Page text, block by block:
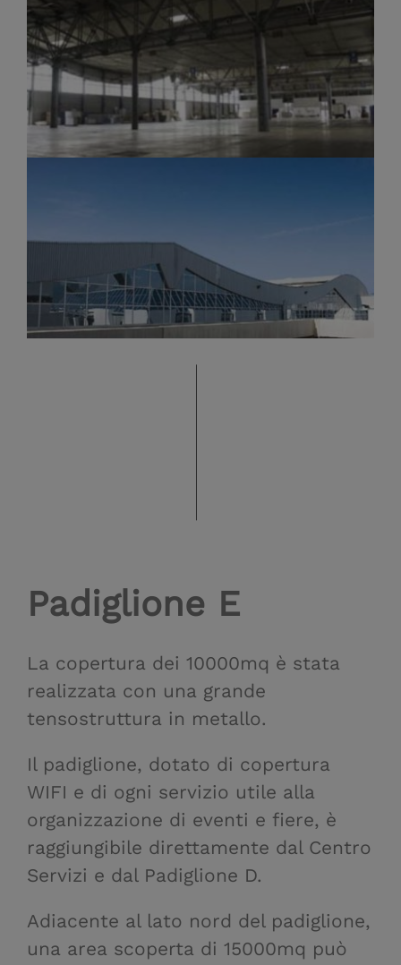
Padiglione E
La copertura dei 10000mq è stata
realizzata con una grande
tensostruttura in metallo.
Il padiglione, dotato di copertura
WIFI e di ogni servizio utile alla
organizzazione di eventi e fiere, è
raggiungibile direttamente dal Centro
Servizi e dal Padiglione D.
Adiacente al lato nord del padiglione,
una area scoperta di 15000mq può